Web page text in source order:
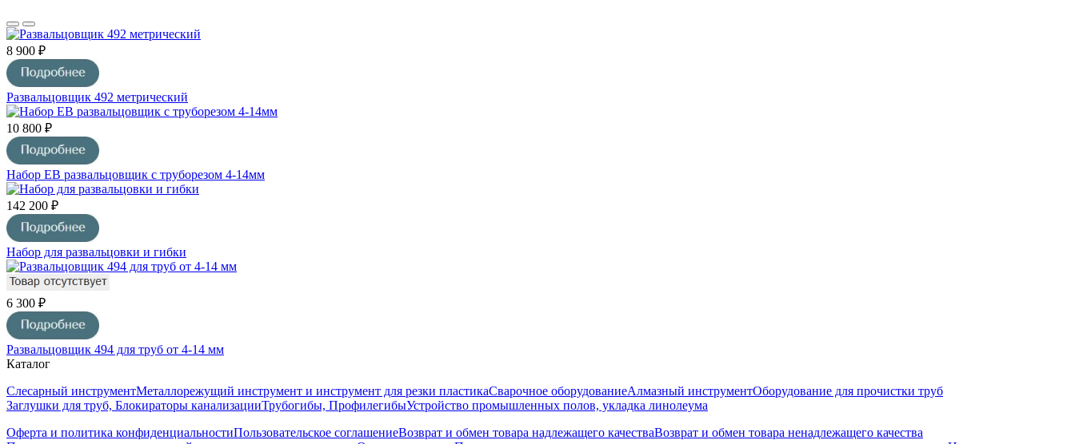
8 900 ₽
Развальцовщик 492 метрический
10 800 ₽
Набор EB развальцовщик с труборезом 4-14мм
142 200 ₽
Набор для развальцовки и гибки
6 300 ₽
Развальцовщик 494 для труб от 4-14 мм
Каталог
Слесарный инструментМеталлорежущий инструмент и инструмент для резки пластикаСварочное оборудованиеАлмазный инструментОборудование для прочистки труб
Заглушки для труб, Блокираторы канализацииТрубогибы, ПрофилегибыУстройство промышленных полов, укладка линолеума
Оферта и политика конфиденциальностиПользовательское соглашениеВозврат и обмен товара надлежащего качестваВозврат и обмен товара ненадлежащего качества